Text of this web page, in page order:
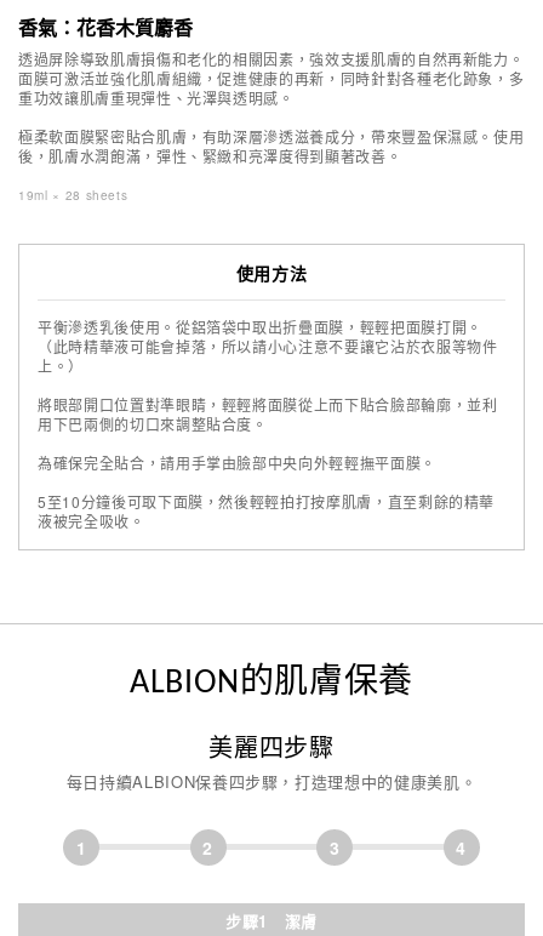
香氣：花香木質麝香
透過屏除導致肌膚損傷和老化的相關因素，強效支援肌膚的自然再新能力。
面膜可激活並強化肌膚組織，促進健康的再新，同時針對各種老化跡象，多
重功效讓肌膚重現彈性、光澤與透明感。
極柔軟面膜緊密貼合肌膚，有助深層滲透滋養成分，帶來豐盈保濕感。使用
後，肌膚水潤飽滿，彈性、緊緻和亮澤度得到顯著改善。
19ml × 28 sheets
使用方法
平衡滲透乳後使用。從鋁箔袋中取出折疊面膜，輕輕把面膜打開。
（此時精華液可能會掉落，所以請小心注意不要讓它沾於衣服等物件
上。）
將眼部開口位置對準眼睛，輕輕將面膜從上而下貼合臉部輪廓，並利
用下巴兩側的切口來調整貼合度。
為確保完全貼合，請用手掌由臉部中央向外輕輕撫平面膜。
5至10分鐘後可取下面膜，然後輕輕拍打按摩肌膚，直至剩餘的精華
液被完全吸收。
ALBION的肌膚保養
美麗四步驟
每日持續ALBION保養四步驟，打造理想中的健康美肌。
1 2 3 4
步驟1 潔膚